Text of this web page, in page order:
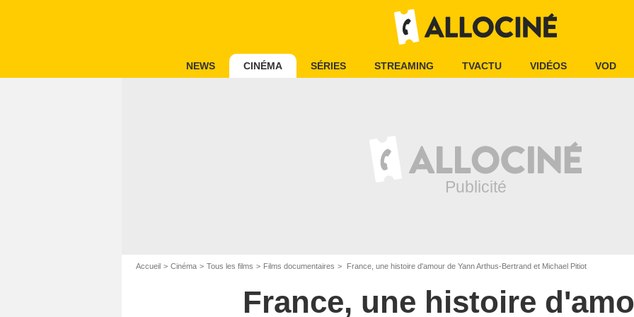
NEWS CINÉMA SÉRIES STREAMING TVACTU VIDÉOS VOD
Accueil Cinéma Tous les films Films documentaires France, une histoire d'amour de Yann Arthus-Bertrand et Michael Pitiot
France, une histoire